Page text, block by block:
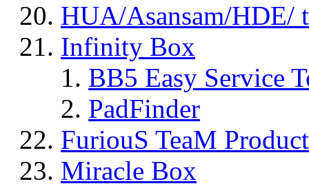
HUA/Asansam/HDE/
Infinity Box
BB5 Easy Service
PadFinder
FuriouS TeaM
Miracle Box